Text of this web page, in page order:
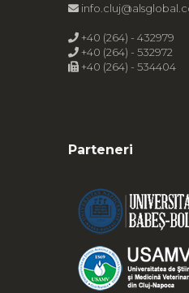
+40 (264) - 432979
+40 (264) - 532972
+40 (264) - 534404
Parteneri